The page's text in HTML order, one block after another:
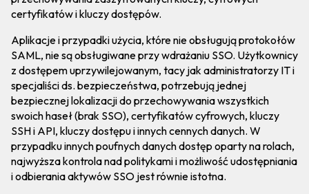
certyfikatów i kluczy dostępów.
Aplikacje i przypadki użycia, które nie obsługują protokołów
SAML, nie są obsługiwane przy wdrażaniu SSO. Użytkownicy
z dostępem uprzywilejowanym, tacy jak administratorzy IT i
specjaliści ds. bezpieczeństwa, potrzebują jednej
bezpiecznej lokalizacji do przechowywania wszystkich
swoich haseł (brak SSO), certyfikatów cyfrowych, kluczy
SSH i API, kluczy dostępu i innych cennych danych. W
przypadku innych poufnych danych dostęp oparty na rolach,
najwyższa kontrola nad politykami i możliwość udostępniania
i odbierania aktywów SSO jest równie istotna.